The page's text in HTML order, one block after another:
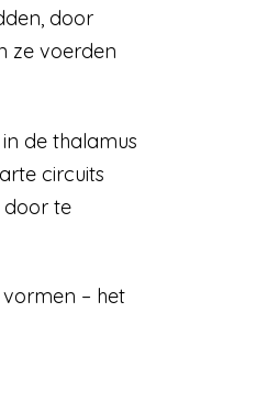
door
ze voerden
de thalamus
circuits
door te
– het